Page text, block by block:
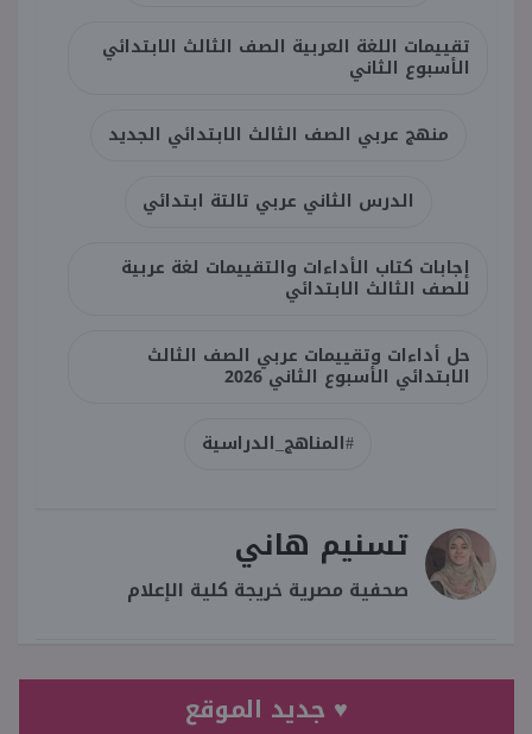
تقييمات اللغة العربية الصف الثالث الابتدائي
الأسبوع الثاني
منهج عربي الصف الثالث الابتدائي الجديد
الدرس الثاني عربي تالتة ابتدائي
إجابات كتاب الأداءات والتقييمات لغة عربية
للصف الثالث الابتدائي
حل أداءات وتقييمات عربي الصف الثالث
الابتدائي الأسبوع الثاني 2026
#المناهج_الدراسية
تسنيم هاني
صحفية مصرية خريجة كلية الإعلام
♥ جديد الموقع